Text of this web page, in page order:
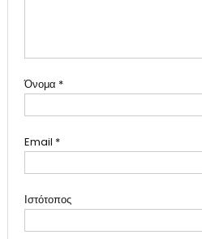
Όνομα *
Email *
Ιστότοπος